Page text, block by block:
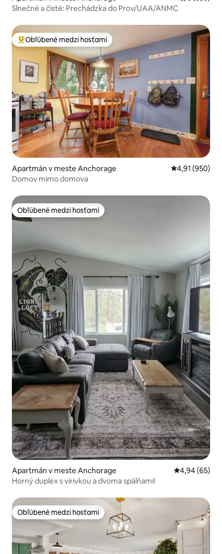
Slnečné a čisté: Prechádzka do Prov/UAA/ANMC
Najobľúbenejšie medzi hosťami
Obľúbené medzi hosťami
Apartmán v meste Anchorage Priemerné
4,91 (950)
Domov mimo domova
Obľúbené medzi hosťami
Obľúbené medzi hosťami
Apartmán v meste Anchorage Priemerné
4,94 (65)
Horný duplex s vírivkou a dvoma spálňami!
Obľúbené medzi hosťami
Obľúbené medzi hosťami